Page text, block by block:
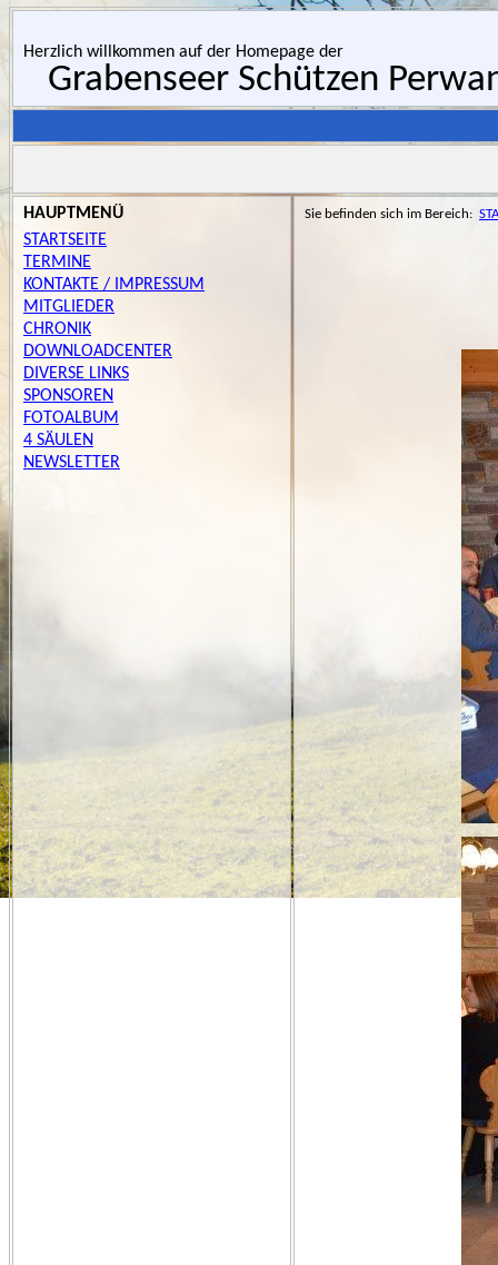
Herzlich willkommen auf der Homepage der
Grabenseer Schützen
HAUPTMENÜ
STARTSEITE
TERMINE
KONTAKTE / IMPRESSUM
MITGLIEDER
CHRONIK
DOWNLOADCENTER
DIVERSE LINKS
SPONSOREN
FOTOALBUM
4 SÄULEN
NEWSLETTER
Sie befinden sich im Bereich: